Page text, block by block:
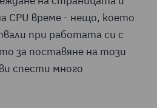
CPU време - нещо, което
при работата си с
за поставяне на този
спести много